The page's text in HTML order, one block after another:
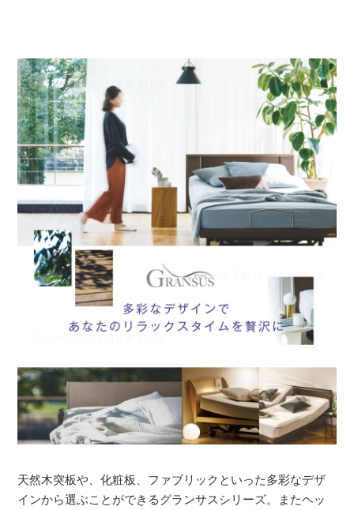
天然木突板や、化粧板、ファブリックといった多彩なデザ
インから選ぶことができるグランサスシリーズ。またヘッ